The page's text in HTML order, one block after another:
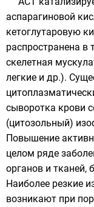
аспарагиновой
кетоглутаровую
распространена в
скелетная
легкие и др.).
сыворотка крови
(цитозольный)
Повышение
целом ряде
органов и
Наиболее резкие
возникают при